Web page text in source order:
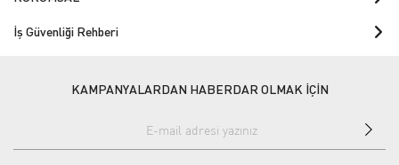
İş Güvenliği Rehberi
KAMPANYALARDAN HABERDAR OLMAK İÇİN